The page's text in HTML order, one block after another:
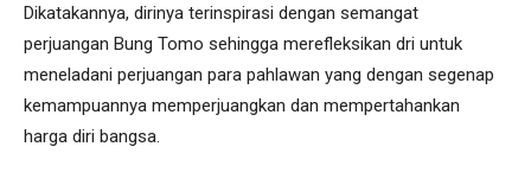
Dikatakannya, dirinya terinspirasi dengan semangat
perjuangan Bung Tomo sehingga merefleksikan dri untuk
meneladani perjuangan para pahlawan yang dengan segenap
kemampuannya memperjuangkan dan mempertahankan
harga diri bangsa.